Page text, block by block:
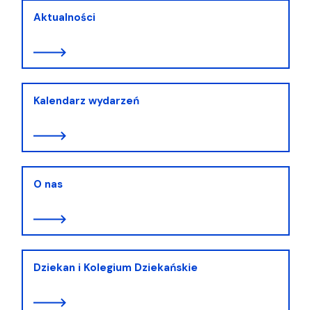
Aktualności
Kalendarz wydarzeń
O nas
Dziekan i Kolegium Dziekańskie